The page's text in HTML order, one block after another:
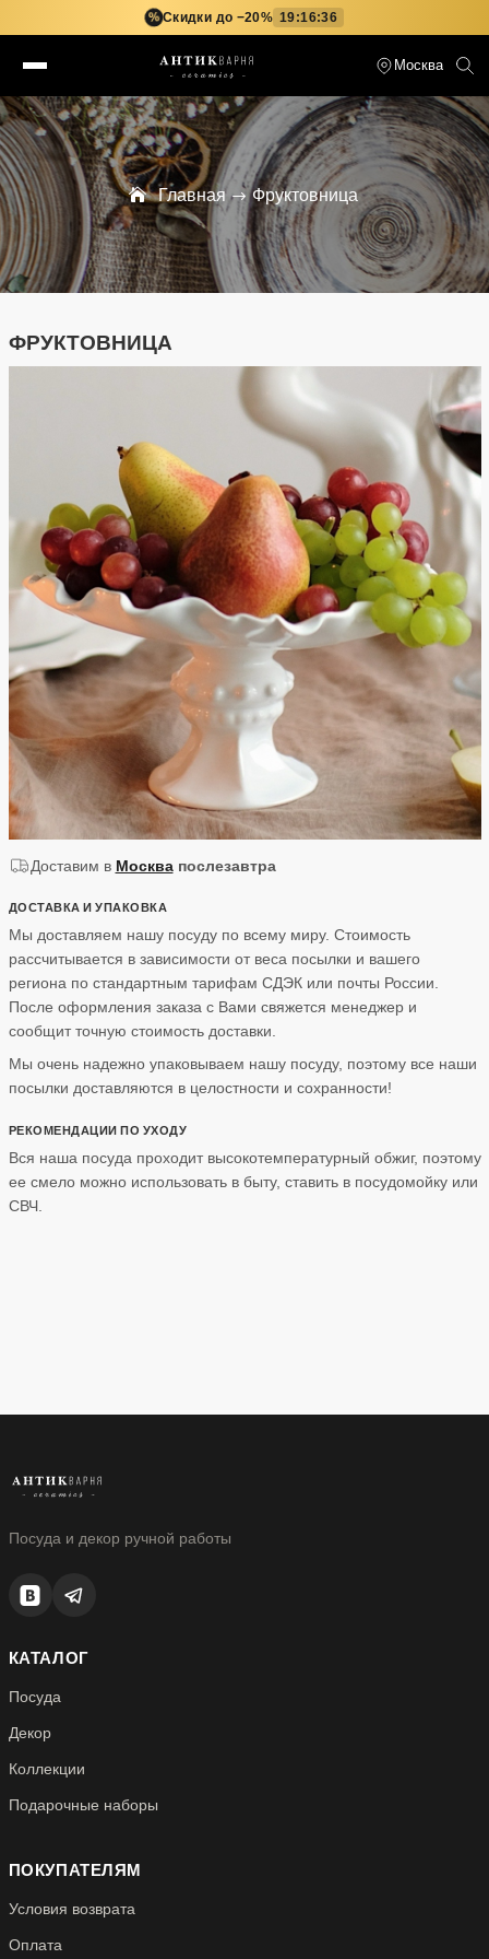
% Скидки до −20% 19:16:36
Москва
Главная Фруктовница
ФРУКТОВНИЦА
Доставим в Москва послезавтра
ДОСТАВКА И УПАКОВКА
Мы доставляем нашу посуду по всему миру. Стоимость
рассчитывается в зависимости от веса посылки и вашего
региона по стандартным тарифам СДЭК или почты России.
После оформления заказа с Вами свяжется менеджер и
сообщит точную стоимость доставки.
Мы очень надежно упаковываем нашу посуду, поэтому все наши
посылки доставляются в целостности и сохранности!
РЕКОМЕНДАЦИИ ПО УХОДУ
Вся наша посуда проходит высокотемпературный обжиг, поэтому
ее смело можно использовать в быту, ставить в посудомойку или
СВЧ.
Посуда и декор ручной работы
КАТАЛОГ
Посуда
Декор
Коллекции
Подарочные наборы
ПОКУПАТЕЛЯМ
Условия возврата
Оплата